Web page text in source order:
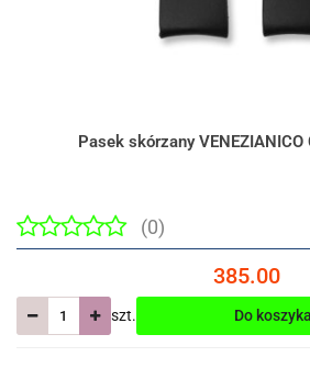
Pasek skórzany
(0)
385.00
szt. Do koszyka